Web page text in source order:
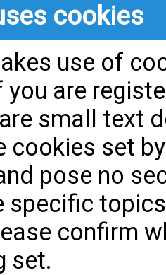
cookies
use of
are
small text
cookies set
pose no
specific
confirm
set.